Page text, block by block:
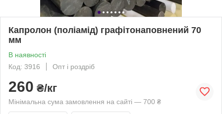
Капролон (поліамід) графітонаповнений 70
мм
В наявності
Код: 3916
Опт і роздріб
260 ₴/кг
Мінімальна сума замовлення на сайті — 700 ₴